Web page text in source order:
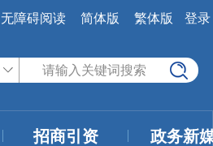
无障碍阅读 简体版 繁体版 登录
招商引资 政务新